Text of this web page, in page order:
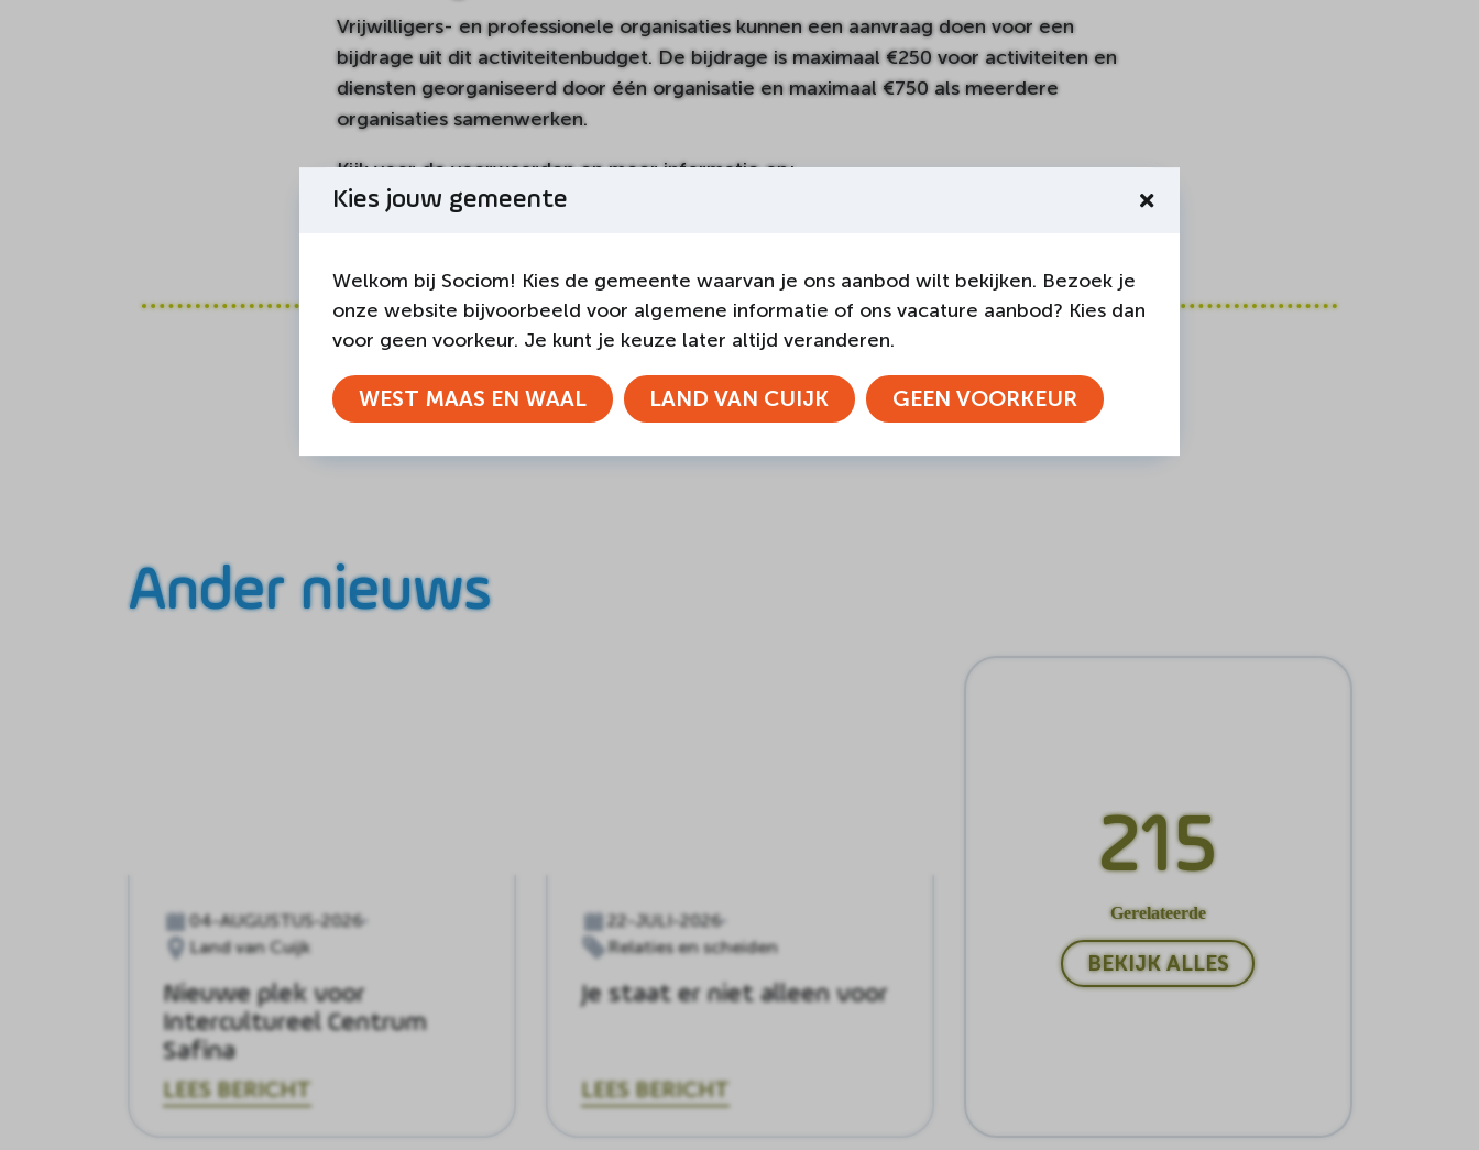
Vrijwilligers- en professionele organisaties kunnen een aanvraag doen voor een
bijdrage uit dit activiteitenbudget. De bijdrage is maximaal €250 voor activiteiten en
diensten georganiseerd door één organisatie en maximaal €750 als meerdere
organisaties samenwerken.
Kijk voor de voorwaarden en meer informatie op:
https://sociom.nl/aanbod/activiteitenbudget/
DEEL DEZE PAGINA
Ander nieuws
04-AUGUSTUS-2026
Land van Cuijk
Nieuwe plek voor
Intercultureel Centrum
Safina
LEES BERICHT
22-JULI-2026
Relaties en scheiden
Je staat er niet alleen voor
LEES BERICHT
215
Gerelateerde
BEKIJK ALLES
Kies jouw gemeente
Welkom bij Sociom! Kies de gemeente waarvan je ons aanbod wilt bekijken. Bezoek je
onze website bijvoorbeeld voor algemene informatie of ons vacature aanbod? Kies dan
voor geen voorkeur. Je kunt je keuze later altijd veranderen.
WEST MAAS EN WAAL LAND VAN CUIJK GEEN VOORKEUR